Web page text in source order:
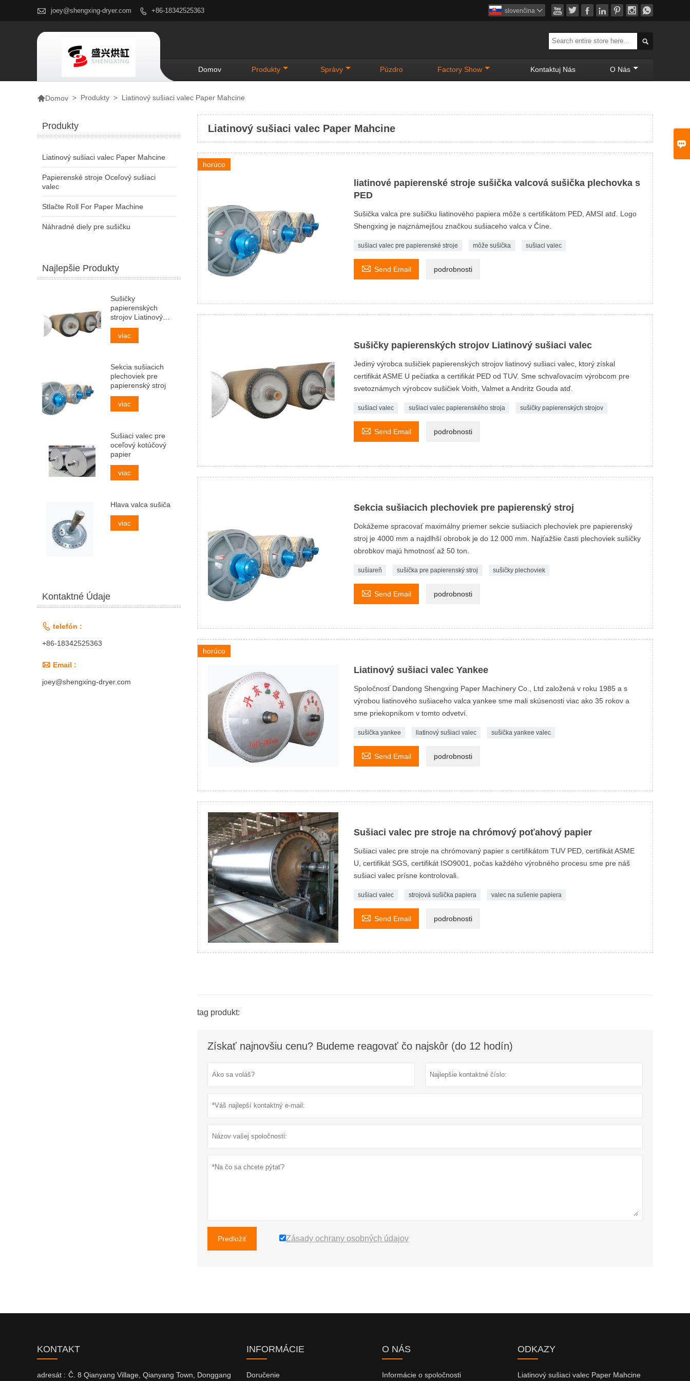

 joey@shengxing-dryer.com  +86-18342525363       
slovenčina 

Domov Produkty Správy Púzdro Factory Show Kontaktuj Nás O Nás
Domov > Produkty > Liatinový sušiaci valec Paper Mahcine
Liatinový sušiaci valec Paper Mahcine
horúco
liatinové papierenské stroje sušička valcová sušička plechovka s
PED
Sušička valca pre sušičku liatinového papiera môže s certifikátom PED, AMSI atď. Logo
Shengxing je najznámejšou značkou sušiaceho valca v Číne.
sušiaci valec pre papierenské stroje môže sušička sušiaci valec
 Send Email podrobnosti
Sušičky papierenských strojov Liatinový sušiaci valec
Jediný výrobca sušičiek papierenských strojov liatinový sušiaci valec, ktorý získal
certifikát ASME U pečiatka a certifikát PED od TUV. Sme schvaľovacím výrobcom pre
svetoznámych výrobcov sušičiek Voith, Valmet a Andritz Gouda atď.
sušiaci valec sušiaci valec papierenského stroja sušičky papierenských strojov
 Send Email podrobnosti
Sekcia sušiacich plechoviek pre papierenský stroj
Dokážeme spracovať maximálny priemer sekcie sušiacich plechoviek pre papierenský
stroj je 4000 mm a najdlhší obrobok je do 12 000 mm. Najťažšie časti plechoviek sušičky
obrobkov majú hmotnosť až 50 ton.
sušiareň sušička pre papierenský stroj sušičky plechoviek
 Send Email podrobnosti
horúco
Liatinový sušiaci valec Yankee
Spoločnosť Dandong Shengxing Paper Machinery Co., Ltd založená v roku 1985 a s
výrobou liatinového sušiaceho valca yankee sme mali skúsenosti viac ako 35 rokov a
sme priekopníkom v tomto odvetví.
sušička yankee liatinový sušiaci valec sušička yankee valec
 Send Email podrobnosti
Sušiaci valec pre stroje na chrómový poťahový papier
Sušiaci valec pre stroje na chrómovaný papier s certifikátom TUV PED, certifikát ASME
U, certifikát SGS, certifikát ISO9001, počas každého výrobného procesu sme pre náš
sušiaci valec prísne kontrolovali.
sušiaci valec strojová sušička papiera valec na sušenie papiera
 Send Email podrobnosti
tag produkt:
Získať najnovšiu cenu? Budeme reagovať čo najskôr (do 12 hodín)
Predložiť Zásady ochrany osobných údajov
Produkty
Liatinový sušiaci valec Paper Mahcine
Papierenské stroje Oceľový sušiaci
valec
Stlačte Roll For Paper Machine
Náhradné diely pre sušičku
Najlepšie Produkty
Sušičky
papierenských
strojov Liatinový
sušiaci valec
viac
Sekcia sušiacich
plechoviek pre
papierenský stroj
viac
Sušiaci valec pre
oceľový kotúčový
papier
viac
Hlava valca sušiča
viac
Kontaktné Údaje
 telefón :
+86-18342525363
 Email :
joey@shengxing-dryer.com
KONTAKT
adresát : Č. 8 Qianyang Village, Qianyang Town, Donggang
INFORMÁCIE
Doručenie
O NÁS
Informácie o spoločnosti
ODKAZY
Liatinový sušiaci valec Paper Mahcine